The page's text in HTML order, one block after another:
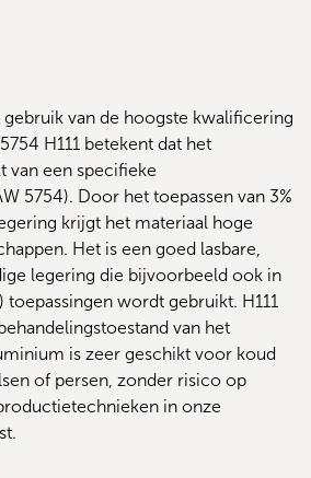
gebruik van de hoogste kwalificering
H111 betekent dat het
van een specifieke
5754). Door het toepassen van 3%
krijgt het materiaal hoge
Het is een goed lasbare,
legering die bijvoorbeeld ook in
wordt gebruikt. H111
van het
is zeer geschikt voor koud
of persen, zonder risico op
in onze